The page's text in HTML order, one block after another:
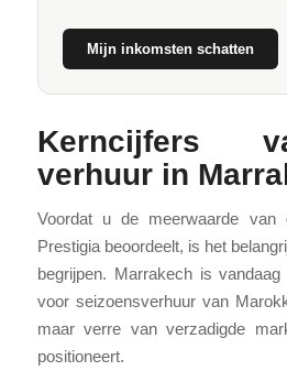
Mijn inkomsten schatten
Kerncijfers
verhuur in
Voordat u de meerwaarde van
Prestigia beoordeelt, is het
begrijpen. Marrakech is
voor seizoensverhuur van
maar verre van verzadigde
positioneert.